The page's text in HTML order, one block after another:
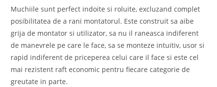
Muchiile sunt perfect indoite si roluite, excluzand complet
posibilitatea de a rani montatorul. Este construit sa aibe
grija de montator si utilizator, sa nu il raneasca indiferent
de manevrele pe care le face, sa se monteze intuitiv, usor si
rapid indiferent de priceperea celui care il face si este cel
mai rezistent raft economic pentru fiecare categorie de
greutate in parte.